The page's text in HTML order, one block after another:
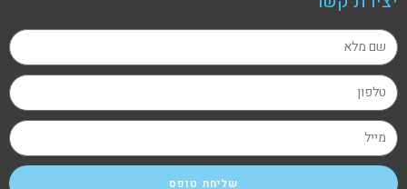
שליחת טופס